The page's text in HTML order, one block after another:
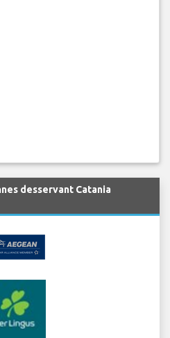
desservant Catania